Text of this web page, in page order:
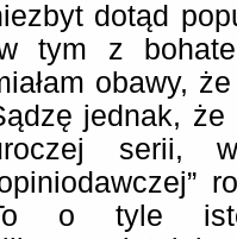
dotąd
tym z
obawy,
jednak,
serii,
o tyle